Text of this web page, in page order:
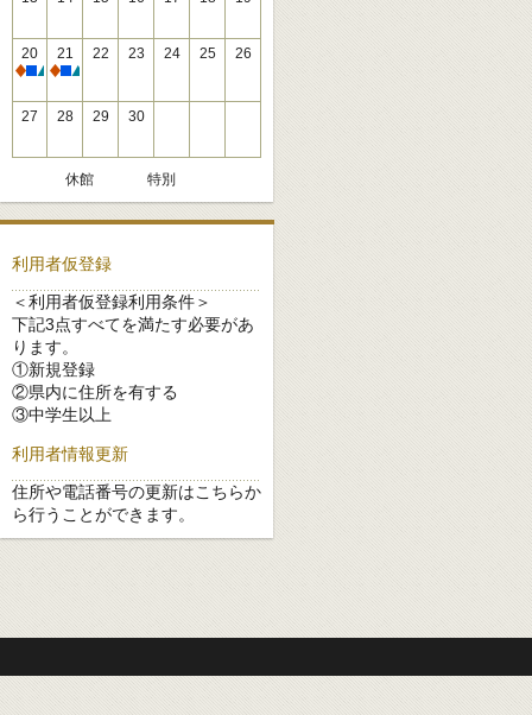
20
休館
21
休館
22 23 24 25 26
27 28 29 30
休館 特別
利用者仮登録
＜利用者仮登録利用条件＞
下記3点すべてを満たす必要があ
ります。
①新規登録
②県内に住所を有する
③中学生以上
利用者情報更新
住所や電話番号の更新はこちらか
ら行うことができます。